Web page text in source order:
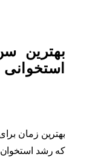
بهترین
استخوانی
بهترین زمان
که رشد